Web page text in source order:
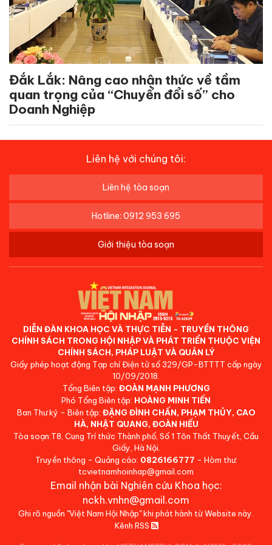
Đắk Lắk: Nâng cao nhận thức về tầm
quan trọng của “Chuyển đổi số” cho
Doanh Nghiệp
Liên hệ với chúng tôi:
Liên hệ tòa soạn
Hotline: 0912 953 695
Giới thiệu tòa soạn
DIỄN ĐÀN KHOA HỌC VÀ THỰC TIỄN - TRUYỀN THÔNG
CHÍNH SÁCH TRONG HỘI NHẬP VÀ PHÁT TRIỂN THUỘC VIỆN
CHÍNH SÁCH, PHÁP LUẬT VÀ QUẢN LÝ
Giấy phép hoạt động Tạp chí Điện tử số 329/GP-BTTTT cấp ngày
10/09/2018.
Tổng Biên tập: ĐOÀN MẠNH PHƯƠNG
Phó Tổng Biên tập: HOÀNG MINH TIẾN
Ban Thư ký - Biên tập: ĐẶNG ĐÌNH CHẤN, PHẠM THỦY, CAO
HÀ, NHẬT QUANG, ĐOÀN HIẾU
Tòa soạn:T8, Cung Trí thức Thành phố, Số 1 Tôn Thất Thuyết, Cầu
Giấy, Hà Nội.
Truyền thông - Quảng cáo: 0826166777 - Hòm thư:
tcvietnamhoinhap@gmail.com
Email nhận bài Nghiên cứu Khoa học:
nckh.vnhn@gmail.com
Ghi rõ nguồn "Việt Nam Hội Nhập" khi phát hành từ Website này.
Kênh RSS